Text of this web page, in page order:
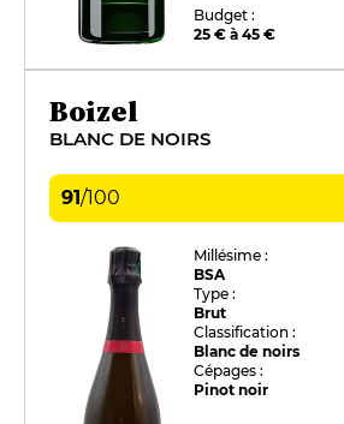
Budget :
25 € à 45 €
Boizel
BLANC DE NOIRS
91/100
Millésime :
BSA
Type :
Brut
Classification :
Blanc de noirs
Cépages :
Pinot noir